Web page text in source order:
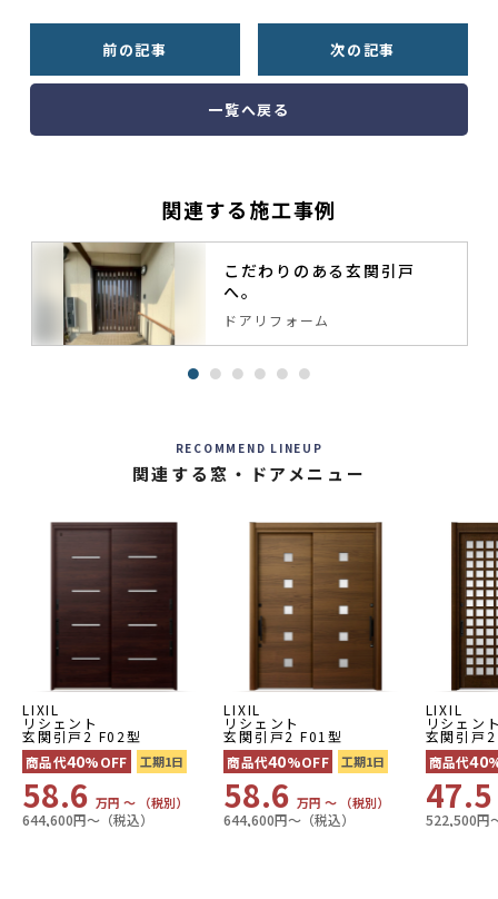
前の記事 次の記事
一覧へ戻る
関連する施工事例
こだわりのある玄関引戸
へ。
ドアリフォーム
RECOMMEND LINEUP
関連する窓・ドアメニュー
LIXIL
リシェント
玄関引戸2 F02型
商品代40%OFF 工期1日
58.6 万円 〜 （税別）
644,600円〜（税込）
LIXIL
リシェント
玄関引戸2 F01型
商品代40%OFF 工期1日
58.6万円 〜 （税別）
644,600円〜（税込）
LIXIL
リシェン
玄関引戸
商品代40
47.5
522,500円